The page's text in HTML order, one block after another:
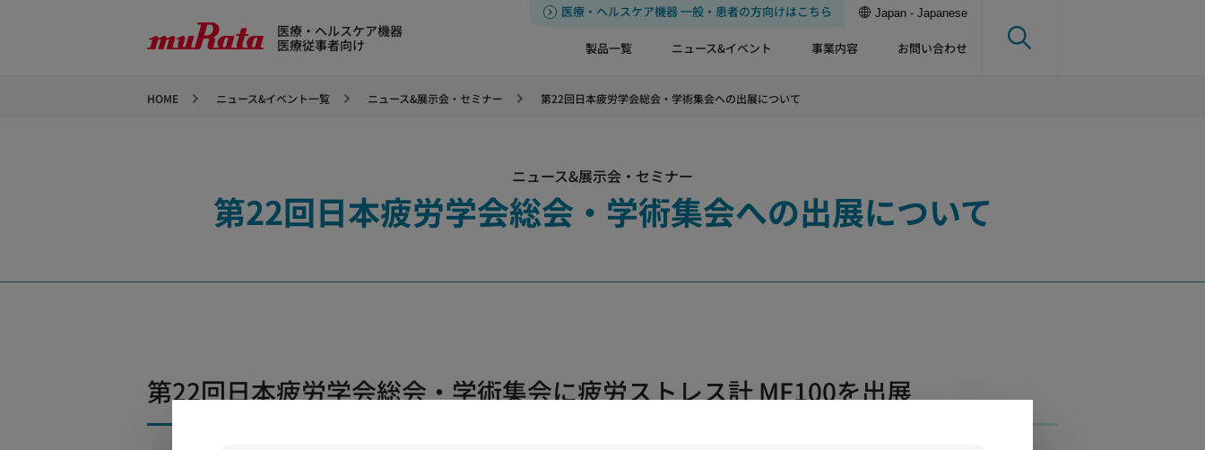
医療・ヘルスケア機器
医療従事者向け
医療・ヘルスケア機器 一般・患者の方向けはこちら Japan - Japanese
製品一覧 ニュース&イベント 事業内容 お問い合わせ
HOME ニュース&イベント一覧 ニュース&展示会・セミナー 第22回日本疲労学会総会・学術集会への出展について
第22回日本疲労学会総会・学術集会への出展について
ニュース&展示会・セミナー
第22回日本疲労学会総会・学術集会に疲労ストレス計 MF100を出展